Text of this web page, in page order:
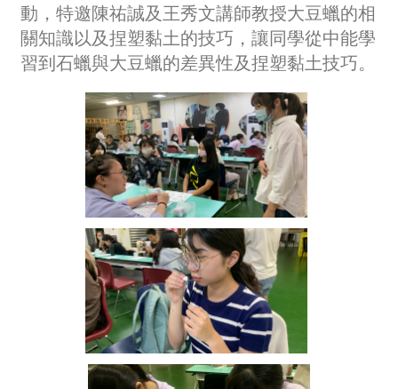
動，特邀陳祐誠及王秀文講師教授大豆蠟的相
關知識以及捏塑黏土的技巧，讓同學從中能學
習到石蠟與大豆蠟的差異性及捏塑黏土技巧。